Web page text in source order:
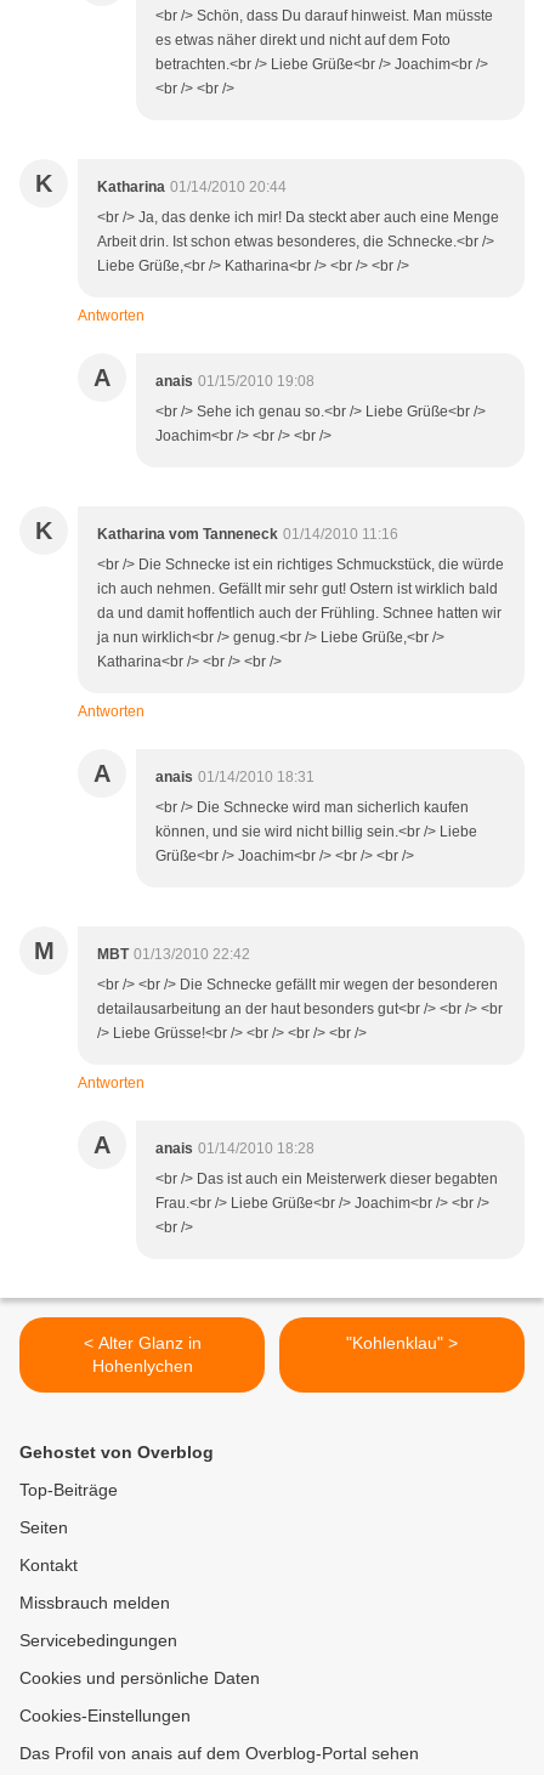
<br /> Schön, dass Du darauf hinweist. Man müsste
es etwas näher direkt und nicht auf dem Foto
betrachten.<br /> Liebe Grüße<br /> Joachim<br />
<br /> <br />
K Katharina 01/14/2010 20:44
<br /> Ja, das denke ich mir! Da steckt aber auch eine Menge
Arbeit drin. Ist schon etwas besonderes, die Schnecke.<br />
Liebe Grüße,<br /> Katharina<br /> <br /> <br />
Antworten
A anais 01/15/2010 19:08
<br /> Sehe ich genau so.<br /> Liebe Grüße<br />
Joachim<br /> <br /> <br />
K Katharina vom Tanneneck 01/14/2010 11:16
<br /> Die Schnecke ist ein richtiges Schmuckstück, die würde
ich auch nehmen. Gefällt mir sehr gut! Ostern ist wirklich bald
da und damit hoffentlich auch der Frühling. Schnee hatten wir
ja nun wirklich<br /> genug.<br /> Liebe Grüße,<br />
Katharina<br /> <br /> <br />
Antworten
A anais 01/14/2010 18:31
<br /> Die Schnecke wird man sicherlich kaufen
können, und sie wird nicht billig sein.<br /> Liebe
Grüße<br /> Joachim<br /> <br /> <br />
M MBT 01/13/2010 22:42
<br /> <br /> Die Schnecke gefällt mir wegen der besonderen
detailausarbeitung an der haut besonders gut<br /> <br /> <br
/> Liebe Grüsse!<br /> <br /> <br /> <br />
Antworten
A anais 01/14/2010 18:28
<br /> Das ist auch ein Meisterwerk dieser begabten
Frau.<br /> Liebe Grüße<br /> Joachim<br /> <br />
<br />
< Alter Glanz in
Hohenlychen
"Kohlenklau" >
Gehostet von Overblog
Top-Beiträge
Seiten
Kontakt
Missbrauch melden
Servicebedingungen
Cookies und persönliche Daten
Cookies-Einstellungen
Das Profil von anais auf dem Overblog-Portal sehen